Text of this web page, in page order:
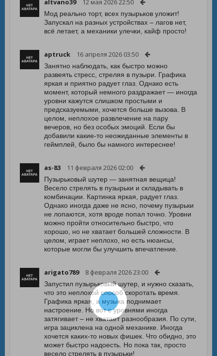
altvano39 12 мая 2026 22:50
Мод реально торт, всех пузырьков уложит!
Запускал на разных устройствах – лагов нет,
всё летает, а механики улечки, кайф просто!
aptruck 16 апреля 2026 03:50
Занятно наблюдать, как быстро можно
развеять стресс, стреляя в пузыри. Графика
яркая и приятно радует глаз. Однако есть
момент, который немного раздражает — иногда
уровни кажутся слишком простыми и
предсказуемыми, хочется больше вызова. В
целом, неплохое развлечение на пару
вечеров, но без особых эмоций. Если бы
добавили какие-то неожиданные элементы в
геймплей, было бы намного интереснее!
as-83 11 февраля 2026 02:00
Пузырьковый шутер — занятная вещица!
Весело стрелять в пузырьки и складывать в
комбинации. Картинка яркая, радует глаз.
Однако иногда даже не ясно, почему пузырьки
не лопаются, хотя вроде попал точно. Уровни
можно пройти относительно быстро, что
хорошо, но не хватает большей сложности. В
целом, играет неплохо, но есть нюансы,
которые могли бы улучшить впечатление.
arigato789 8 февраля 2026 23:00
Запустил пузырьковый шутер, и нужно сказать,
что это неплохой способ скоротать время.
Графика яркая, а музыка поднимает
настроение. Но вот с уровнями иногда
затягивает – не хватает разнообразия. По сути,
игра зациклена на одной механике. Иногда
хочется каких-то новых фишек. Что обидно, это
может быстро надоесть. Но пока так, просто
весело стрелять в пузырьки!